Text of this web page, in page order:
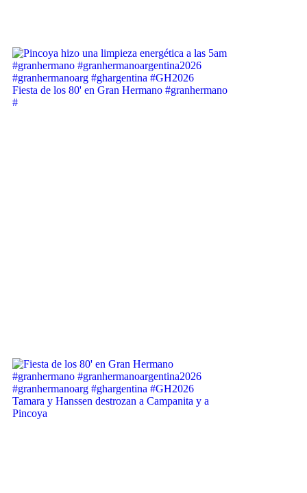
Fiesta de los 80' en Gran Hermano #granhermano
#
Tamara y Hanssen destrozan a Campanita y a
Pincoya